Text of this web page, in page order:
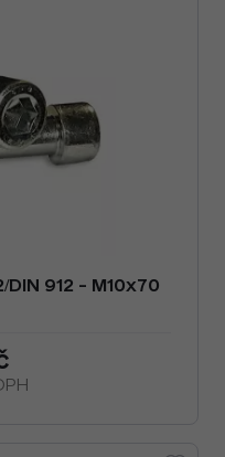
912 - M10x70